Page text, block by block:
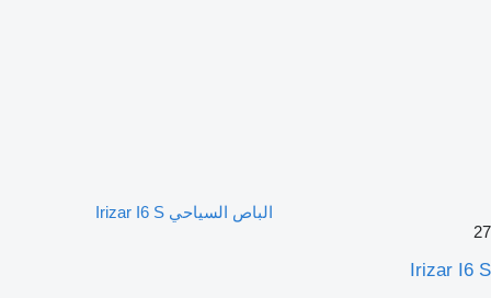
الباص السياحي Irizar I6 S
27
Irizar I6 S